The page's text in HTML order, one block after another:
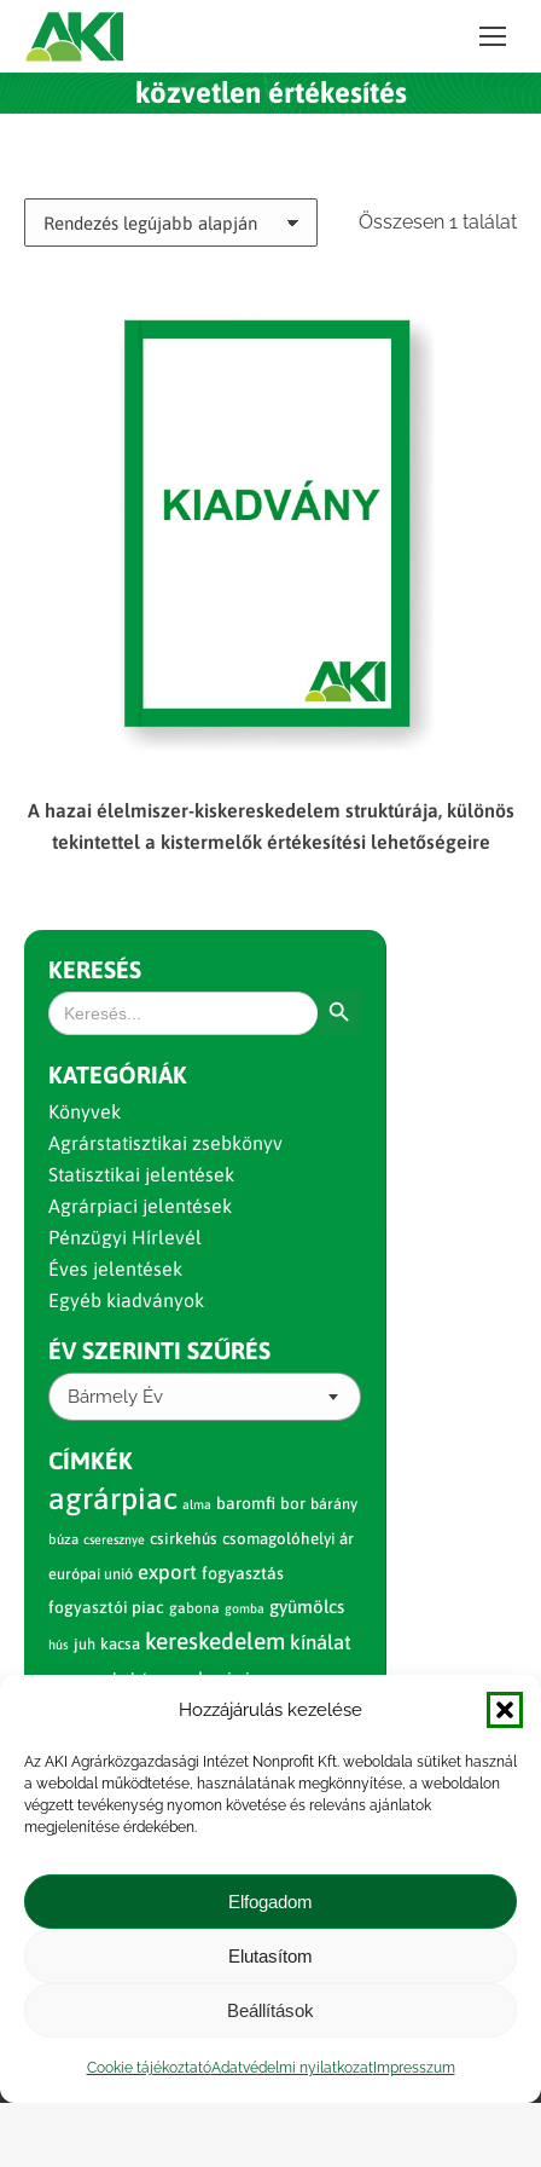
Hozzájárulás kezelése
Az AKI Agrárközgazdasági Intézet Nonprofit Kft. weboldala sütiket használ
a weboldal működtetése, használatának megkönnyítése, a weboldalon
végzett tevékenység nyomon követése és releváns ajánlatok
megjelenítése érdekében.
Elfogadom
Elutasítom
Beállítások
Cookie tájékoztatóAdatvédelmi nyilatkozatImpresszum
közvetlen értékesítés
Összesen 1 találat
A hazai élelmiszer-kiskereskedelem struktúrája, különös
tekintettel a kistermelők értékesítési lehetőségeire
KERESÉS
Search
for:
KATEGÓRIÁK
Könyvek
Agrárstatisztikai zsebkönyv
Statisztikai jelentések
Agrárpiaci jelentések
Pénzügyi Hírlevél
Éves jelentések
Egyéb kiadványok
ÉV SZERINTI SZŰRÉS
Bármely Év
CÍMKÉK
agrárpiac alma baromfi bor bárány
búza cseresznye csirkehús csomagolóhelyi ár
európai unió export fogyasztás
fogyasztói piac gabona gomba gyümölcs
hús juh kacsa kereskedelem kínálat
körte marhahús nagybani piac narancs
nemzetközi árinformációk
paradicsom piac piaci jelentés
pulyka pulykahús sertés sertéshús
szarvasmarha termelés
termelői
zöldség árak
átlagárértékesítési ár
Közérdekű adatok
| Adatvédelmi nyilatkozat
|